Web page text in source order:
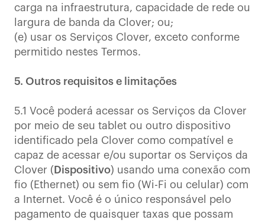
carga na infraestrutura, capacidade de rede ou
largura de banda da Clover; ou;
(e) usar os Serviços Clover, exceto conforme
permitido nestes Termos.
5. Outros requisitos e limitações
5.1 Você poderá acessar os Serviços da Clover
por meio de seu tablet ou outro dispositivo
identificado pela Clover como compatível e
capaz de acessar e/ou suportar os Serviços da
Clover ( Dispositivo) usando uma conexão com
fio (Ethernet) ou sem fio (Wi-Fi ou celular) com
a Internet. Você é o único responsável pelo
pagamento de quaisquer taxas que possam